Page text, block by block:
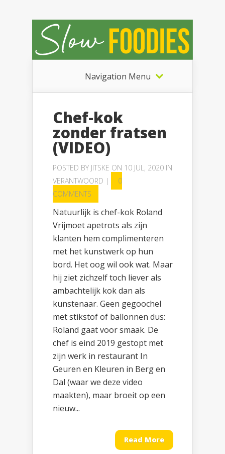
Navigation Menu
Chef-kok
zonder fratsen
(VIDEO)
POSTED BY JITSKE ON 10 JUL, 2020 IN
VERANTWOORD |
0
COMMENTS
Natuurlijk is chef-kok Roland
Vrijmoet apetrots als zijn
klanten hem complimenteren
met het kunstwerk op hun
bord. Het oog wil ook wat. Maar
hij ziet zichzelf toch liever als
ambachtelijk kok dan als
kunstenaar. Geen gegoochel
met stikstof of ballonnen dus:
Roland gaat voor smaak. De
chef is eind 2019 gestopt met
zijn werk in restaurant In
Geuren en Kleuren in Berg en
Dal (waar we deze video
maakten), maar broeit op een
nieuw...
Read More